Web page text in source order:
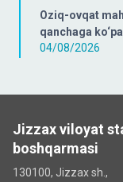
Oziq-ovqat
qanchaga
04/08/2026
Jizzax viloyat
boshqarmasi
130100, Jizzax sh.,